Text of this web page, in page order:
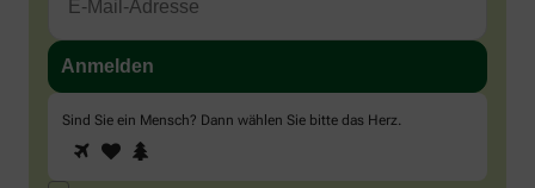
Sind Sie ein Mensch? Dann wählen Sie bitte das Herz.
Sind
Sie
ein
1 2